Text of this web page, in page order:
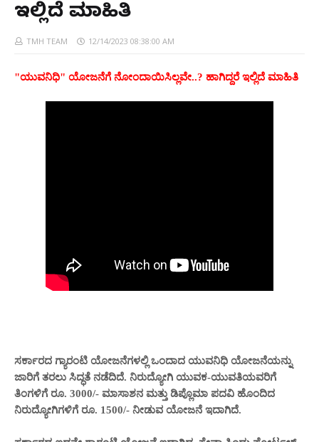
ಇಲ್ಲಿದೆ ಮಾಹಿತಿ
TMH TEAM 12/14/2023 08:38:00 AM
"ಯುವನಿಧಿ" ಯೋಜನೆಗೆ ನೋಂದಾಯಿಸಿಲ್ಲವೇ..? ಹಾಗಿದ್ದರೆ ಇಲ್ಲಿದೆ ಮಾಹಿತಿ
ಸರ್ಕಾರದ ಗ್ಯಾರಂಟಿ ಯೋಜನೆಗಳಲ್ಲಿ ಒಂದಾದ ಯುವನಿಧಿ ಯೋಜನೆಯನ್ನು
ಜಾರಿಗೆ ತರಲು ಸಿದ್ಧತೆ ನಡೆದಿದೆ. ನಿರುದ್ಯೋಗಿ ಯುವಕ-ಯುವತಿಯವರಿಗೆ
ತಿಂಗಳಿಗೆ ರೂ. 3000/- ಮಾಸಾಶನ ಮತ್ತು ಡಿಪ್ಲೊಮಾ ಪದವಿ ಹೊಂದಿದ
ನಿರುದ್ಯೋಗಿಗಳಿಗೆ ರೂ. 1500/- ನೀಡುವ ಯೋಜನೆ ಇದಾಗಿದೆ.